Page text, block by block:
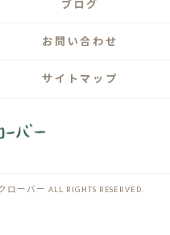
ブログ
お問い合わせ
サイトマップ
ーバー ALL RIGHTS RESERVED.